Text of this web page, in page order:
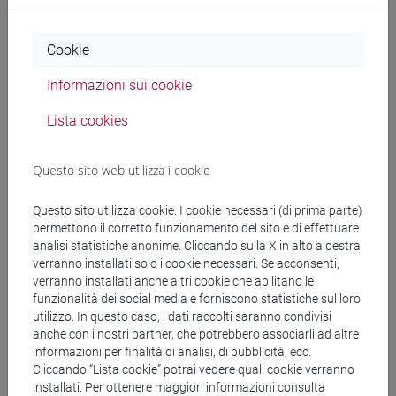
‘biblioteca dei ghiacci’ che il programma internazionale Ice
Ice Memoryè una corsa contro il tempo per portare al
generazioni di scienziati. Comprendere il clima e l’ambiente
ghiacciai montani conservano la
ritirando inesorabilmente a causa del riscaldamento
globale, ponendo questo inestimabile patrimonio scientifico
in pericolo.
Quella sul Grand Combin è stata la prima di una serie di
spedizioni finanziate dal Ministero dell’Istruzione,
dell’Università e della Ricerca (con il Fondo Integrativo
Speciale per la Ricerca, Fisr) che proseguirà con i ghiacciai
italiani delMonte Rosa, Marmolada,MontasioeCalderone
Cookie
Informazioni sui cookie
Lista cookies
Questo sito web utilizza i cookie
Questo sito utilizza cookie. I cookie necessari (di prima parte)
permettono il corretto funzionamento del sito e di effettuare
analisi statistiche anonime. Cliccando sulla X in alto a destra
verranno installati solo i cookie necessari. Se acconsenti,
verranno installati anche altri cookie che abilitano le
funzionalità dei social media e forniscono statistiche sul loro
utilizzo. In questo caso, i dati raccolti saranno condivisi
anche con i nostri partner, che potrebbero associarli ad altre
informazioni per finalità di analisi, di pubblicità, ecc.
Cliccando “Lista cookie” potrai vedere quali cookie verranno
installati. Per ottenere maggiori informazioni consulta